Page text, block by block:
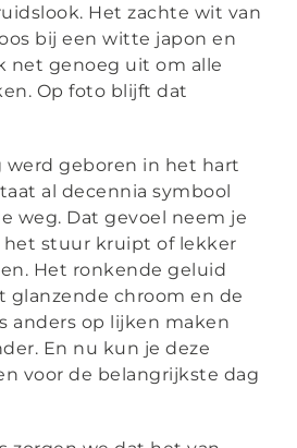
Het zachte wit van
bij een witte japon en
net genoeg uit om alle
Op foto blijft dat
werd geboren in het hart
al decennia symbool
weg. Dat gevoel neem je
het stuur kruipt of lekker
Het ronkende geluid
glanzende chroom en de
anders op lijken maken
En nu kun je deze
voor de belangrijkste dag